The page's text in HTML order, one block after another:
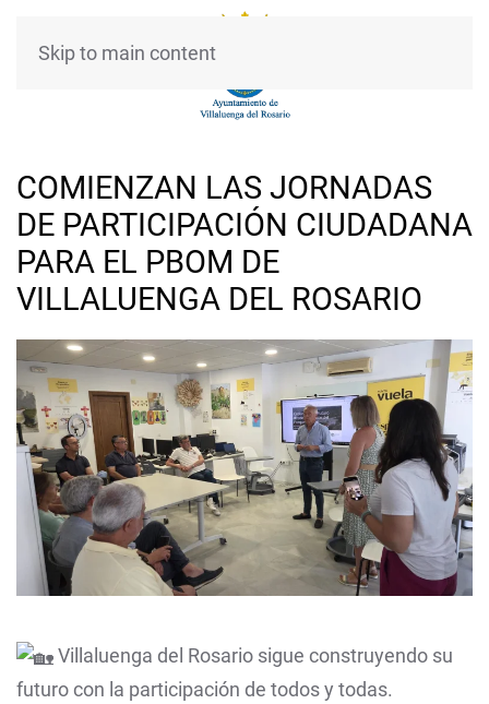
Skip to main content
COMIENZAN LAS JORNADAS
DE PARTICIPACIÓN CIUDADANA
PARA EL PBOM DE
VILLALUENGA DEL ROSARIO
Villaluenga del Rosario sigue construyendo su
futuro con la participación de todos y todas.